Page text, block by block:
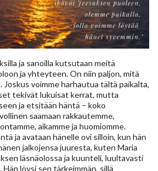
ja sanoilla kutsutaan meitä
ja yhteyteen. On niin paljon, mitä
Joskus voimme harhautua tältä paikalta,
tekivät lukuisat kerrat, mutta
ja etsitään häntä – koko
saamaan rakkautemme,
aikamme ja huomiomme.
ja avataan hänelle ovi silloin, kun hän
jalkojensa juuresta, kuten Maria
läsnäolossa ja kuunteli, luultavasti
löysi sen tärkeimmän, sillä